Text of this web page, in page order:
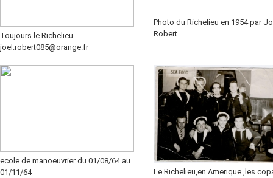
Toujours le Richelieu
joel.robert085@orange.fr
Photo du Richelieu en 1954 par
Robert
ecole de manoeuvrier du 01/08/64 au
01/11/64
Le Richelieu,en Amerique ,les